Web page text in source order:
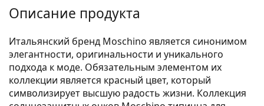
Описание продукта
Итальянский бренд Moschino является синонимом
элегантности, оригинальности и уникального
подхода к моде. Обязательным элементом их
коллекции является красный цвет, который
символизирует высшую радость жизни. Коллекция